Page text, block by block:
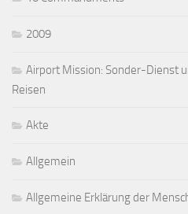
2009
Airport Mission: Sonder-Dienst
Reisen
Akte
Allgemein
Allgemeine Erklärung der